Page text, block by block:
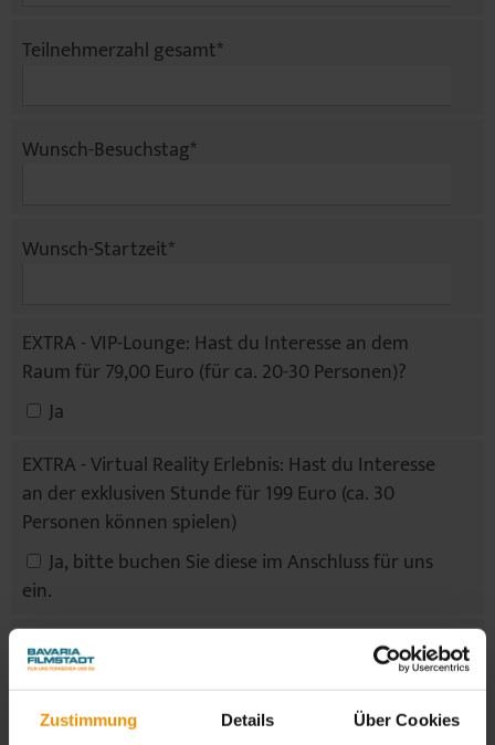
Zustimmung Details Über Cookies
Teilnehmerzahl gesamt*
Wunsch-Besuchstag*
Wunsch-Startzeit*
EXTRA - VIP-Lounge: Hast du Interesse an dem
Raum für 79,00 Euro (für ca. 20-30 Personen)?
Ja
EXTRA - Virtual Reality Erlebnis: Hast du Interesse
an der exklusiven Stunde für 199 Euro (ca. 30
Personen können spielen)
ein.
Welche Sprache
bevorzugen Sie?